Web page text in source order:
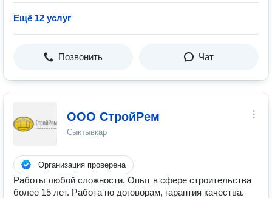
Ещё 12 услуг
Позвонить Чат
ООО СтройРем
Сыктывкар
Организация проверена
Работы любой сложности. Опыт в сфере строительства
более 15 лет. Работа по договорам, гарантия качества.